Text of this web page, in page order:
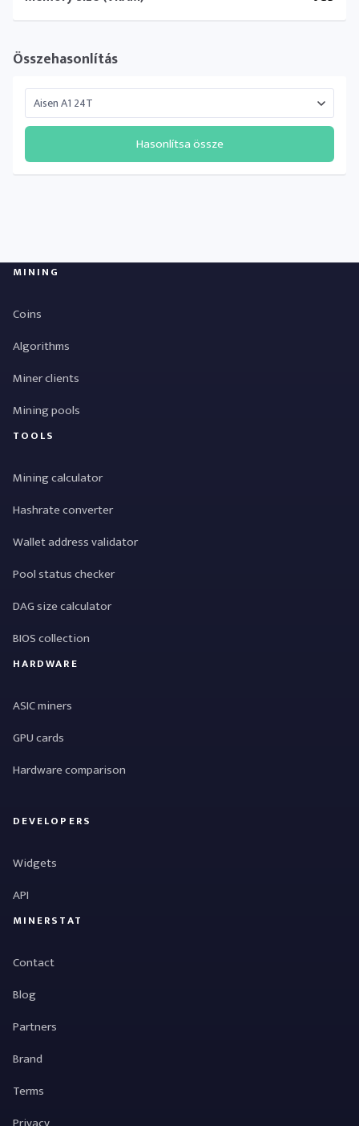
Összehasonlítás
Hasonlítsa össze
MINING
Coins
Algorithms
Miner clients
Mining pools
TOOLS
Mining calculator
Hashrate converter
Wallet address validator
Pool status checker
DAG size calculator
BIOS collection
HARDWARE
ASIC miners
GPU cards
Hardware comparison
DEVELOPERS
Widgets
API
MINERSTAT
Contact
Blog
Partners
Brand
Terms